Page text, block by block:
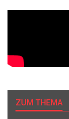
ZUM THEMA